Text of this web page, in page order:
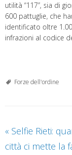
utilità “117”, sia di
600 pattuglie, che
identificato oltre
infrazioni al codice
Forze dell'ordine
« Selfie Rieti:
città ci mette la